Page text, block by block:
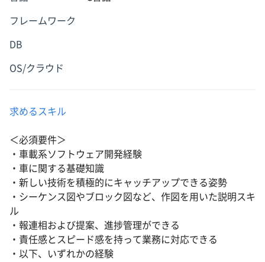
フレームワーク
DB
OS/クラウド
求めるスキル
＜必須要件＞
・車載系ソフトウェア開発経験
・車に関する基礎知識
・新しい技術を積極的にキャッチアップできる姿勢
・シーケンス図やブロック図など、作図を用いた説明スキ
ル
・報連相および提案、進捗管理ができる
・責任感とスピード感を持って業務に対応できる
・以下、いずれかの経験